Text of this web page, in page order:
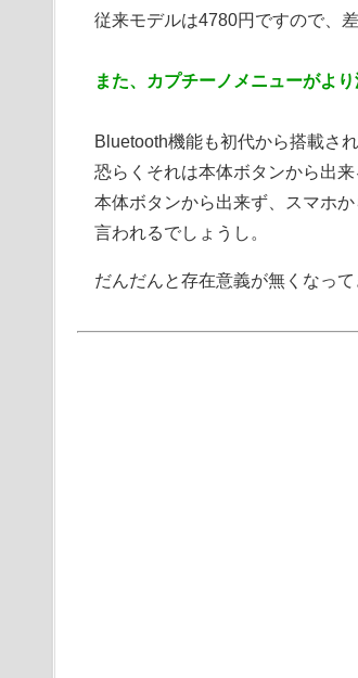
従来モデルは4780円ですので、
また、カプチーノメニューがよ
Bluetooth機能も初代から搭載さ
恐らくそれは本体ボタンから出
本体ボタンから出来ず、スマホ
言われるでしょうし。
だんだんと存在意義が無くなっ